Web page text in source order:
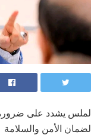
لملس يشدد على ضرورة
لضمان الأمن والسلامة